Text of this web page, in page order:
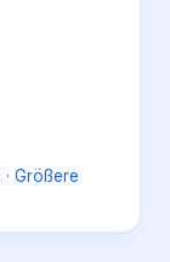
· Größere